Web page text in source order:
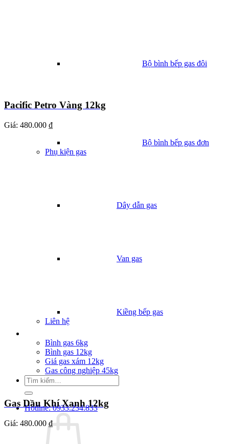
Bộ bình bếp gas đôi
Bộ bình bếp gas đơn
Phụ kiện gas
Dây dẫn gas
Van gas
Kiềng bếp gas
Liên hệ
Bình gas 6kg
Bình gas 12kg
Giá gas xám 12kg
Gas công nghiệp 45kg
Tìm
kiếm:
Hotline: 0933.234.833
Pacific Petro Vàng 12kg
Giá: 480.000 ₫
Gas Dầu Khí Xanh 12kg
Giá: 480.000 ₫